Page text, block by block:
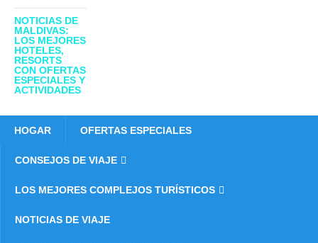
NOTICIAS DE
MALDIVAS:
LOS MEJORES
HOTELES,
RESORTS
CON OFERTAS
ESPECIALES Y
ACTIVIDADES
HOGAR OFERTAS ESPECIALES
CONSEJOS DE VIAJE
LOS MEJORES COMPLEJOS TURÍSTICOS
NOTICIAS DE VIAJE